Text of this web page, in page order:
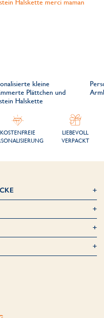
kleine
Plättchen und
Halskette
KOSTENFREIE
LIEBEVOLL
VERPACKT